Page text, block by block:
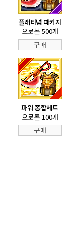
플래티넘 패키지
오로볼 500개
구매
파워 종합세트
오로볼 100개
구매